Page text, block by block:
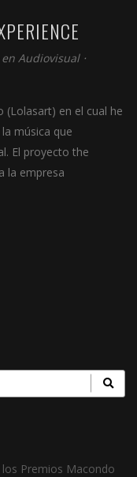
en Audiovisual⋅
(Lolasart) en el cual he
música que
El proyecto the
la empresa
Premios Macondo